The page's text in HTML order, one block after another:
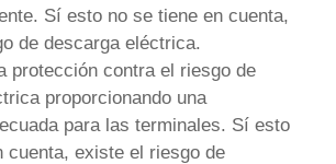
Sí esto no se tiene en cuenta,
de descarga eléctrica.
protección contra el riesgo de
proporcionando una
para las terminales. Sí esto
cuenta, existe el riesgo de